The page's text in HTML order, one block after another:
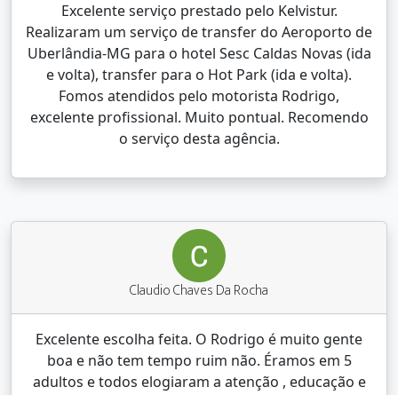
Excelente serviço prestado pelo Kelvistur.
Realizaram um serviço de transfer do Aeroporto de
Uberlândia-MG para o hotel Sesc Caldas Novas (ida
e volta), transfer para o Hot Park (ida e volta).
Fomos atendidos pelo motorista Rodrigo,
excelente profissional. Muito pontual. Recomendo
o serviço desta agência.
Claudio Chaves Da Rocha
Excelente escolha feita. O Rodrigo é muito gente
boa e não tem tempo ruim não. Éramos em 5
adultos e todos elogiaram a atenção , educação e